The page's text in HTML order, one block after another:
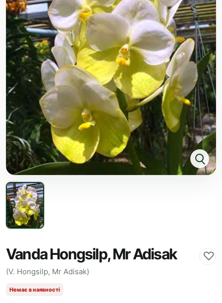
Vanda Hongsilp, Mr Adisak ♡
(V. Hongsilp, Mr Adisak)
Немає в наявності